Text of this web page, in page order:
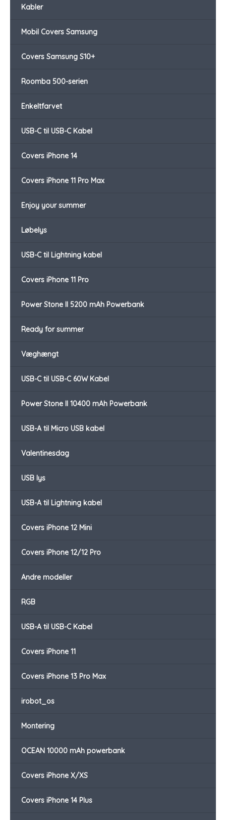
Kabler
Mobil Covers Samsung
Covers Samsung S10+
Roomba 500-serien
Enkeltfarvet
USB-C til USB-C Kabel
Covers iPhone 14
Covers iPhone 11 Pro Max
Enjoy your summer
Løbelys
USB-C til Lightning kabel
Covers iPhone 11 Pro
Power Stone II 5200 mAh Powerbank
Ready for summer
Væghængt
USB-C til USB-C 60W Kabel
Power Stone II 10400 mAh Powerbank
USB-A til Micro USB kabel
Valentinesdag
USB lys
USB-A til Lightning kabel
Covers iPhone 12 Mini
Covers iPhone 12/12 Pro
Andre modeller
RGB
USB-A til USB-C Kabel
Covers iPhone 11
Covers iPhone 13 Pro Max
irobot_os
Montering
OCEAN 10000 mAh powerbank
Covers iPhone X/XS
Covers iPhone 14 Plus